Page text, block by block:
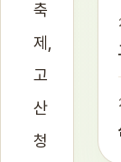
축
제,
고
산
청